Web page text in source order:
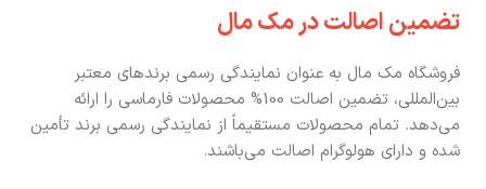
تضمین اصالت در مک مال
فروشگاه مک مال به عنوان نمایندگی رسمی برندهای معتبر
بین‌المللی، تضمین اصالت 100% محصولات فارماسی را ارائه
می‌دهد. تمام محصولات مستقیماً از نمایندگی رسمی برند تأمین
شده و دارای هولوگرام اصالت می‌باشند.